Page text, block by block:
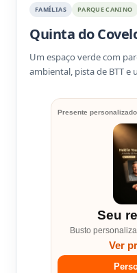
FAMÍLIAS PARQUE CANINO
Quinta do
Um espaço verde com
ambiental, pista de BTT e
Presente personalizado
Seu
Busto
Ver